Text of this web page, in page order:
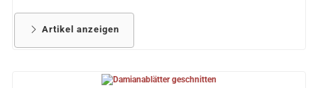
Artikel anzeigen